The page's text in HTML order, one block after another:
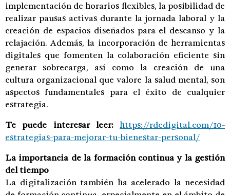
implementación de horarios flexibles, la posibilidad de
realizar pausas activas durante la jornada laboral y la
creación de espacios diseñados para el descanso y la
relajación. Además, la incorporación de herramientas
digitales que fomenten la colaboración eficiente sin
generar sobrecarga, así como la creación de una
cultura organizacional que valore la salud mental, son
aspectos fundamentales para el éxito de cualquier
estrategia.
Te puede interesar leer: https://rdedigital.com/10-
estrategias-para-mejorar-tu-bienestar-personal/
La importancia de la formación continua y la gestión
del tiempo
La digitalización también ha acelerado la necesidad